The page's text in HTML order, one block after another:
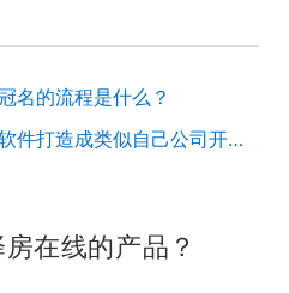
名的流程是什么？
怎么将房产软件打造成类似自己公司开发的软件？
在线的产品？